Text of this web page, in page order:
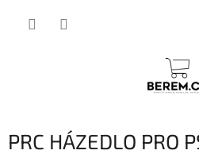
PRC HÁZEDLO PRO